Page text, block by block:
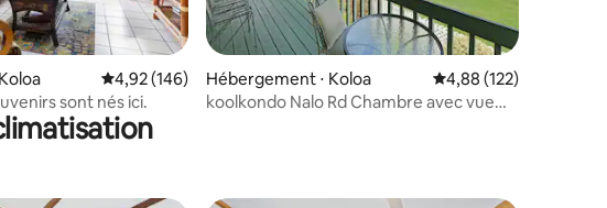
de 230 commentaires : 4,94 sur 5
Évaluation moyenne sur la base de 146 commentaires : 4,92 sur 5
4,92 (146)
sont nés ici.
Hébergement ⋅ Koloa Évaluation moyenne
4,88 (122)
koolkondo Nalo Rd Chambre avec vue